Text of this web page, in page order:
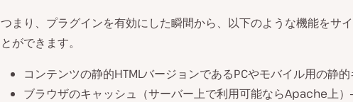
つまり、プラグインを有効にした瞬間から、以下のような機能をサ
とができます。
コンテンツの静的HTMLバージョンであるPCやモバイル用の静
ブラウザのキャッシュ（サーバー上で利用可能ならApache上